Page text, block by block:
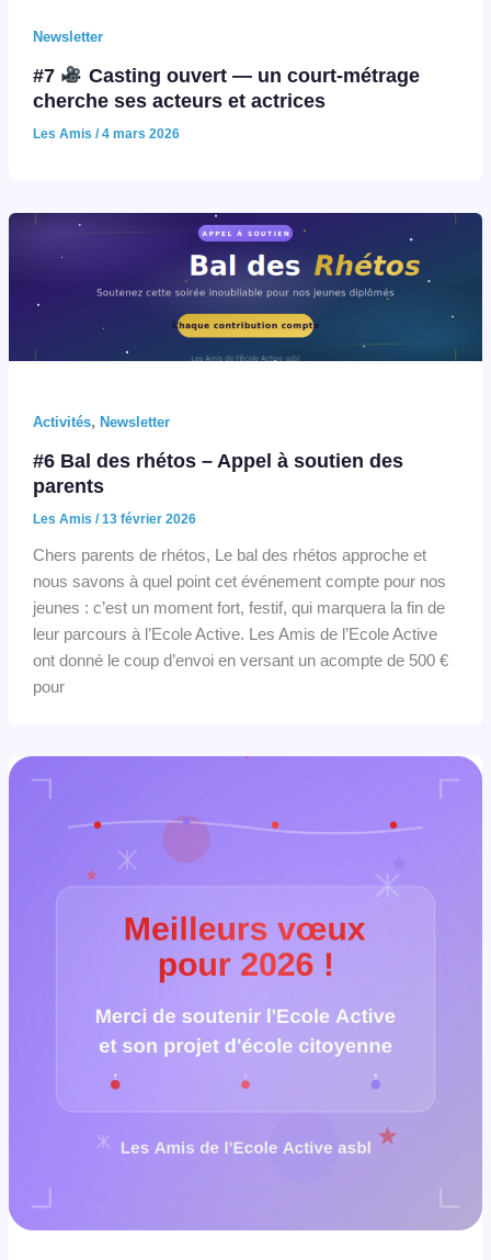
Newsletter
#7
Casting ouvert — un court-métrage
cherche ses acteurs et actrices
Les Amis /4 mars 2026
Activités, Newsletter
#6 Bal des rhétos – Appel à soutien des
parents
Les Amis /13 février 2026
Chers parents de rhétos, Le bal des rhétos approche et
nous savons à quel point cet événement compte pour nos
jeunes : c’est un moment fort, festif, qui marquera la fin de
leur parcours à l’Ecole Active. Les Amis de l’Ecole Active
ont donné le coup d’envoi en versant un acompte de 500 €
pour